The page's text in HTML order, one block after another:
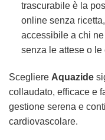
trascurabile è la
online senza
accessibile a chi
senza le attese o
Scegliere Aquazide
collaudato, efficace e
gestione serena e
cardiovascolare.